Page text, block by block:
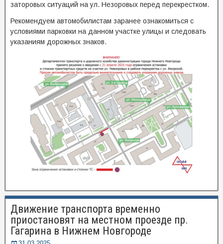
заторовых ситуаций на ул. Незоровых перед перекрестком.
Рекомендуем автомобилистам заранее ознакомиться с
условиями парковки на данном участке улицы и следовать
указаниям дорожных знаков.
Движение транспорта временно
приостановят на местном проезде пр.
Гагарина в Нижнем Новгороде